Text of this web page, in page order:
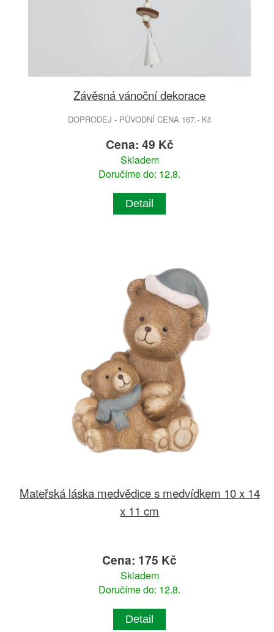
Závěsná vánoční dekorace
DOPRODEJ - PŮVODNÍ CENA 167.- Kč
Cena: 49 Kč
Skladem
Doručíme do: 12.8.
Detail
Mateřská láska medvědice s medvídkem 10 x 14
x 11 cm
Cena: 175 Kč
Skladem
Doručíme do: 12.8.
Detail